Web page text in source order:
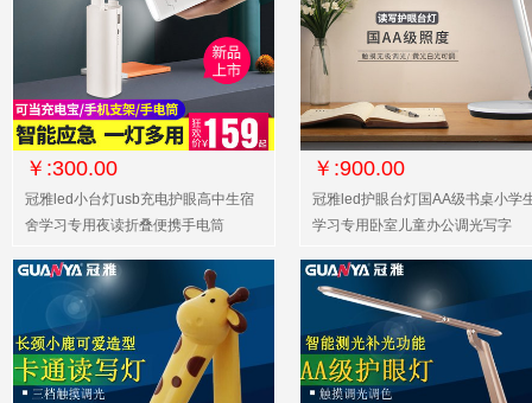
￥:300.00
冠雅led小台灯usb充电护眼高中生宿
舍学习专用夜读折叠便携手电筒
￥:900.00
冠雅led护眼台灯国AA级书桌小学
学习专用卧室儿童办公调光写字